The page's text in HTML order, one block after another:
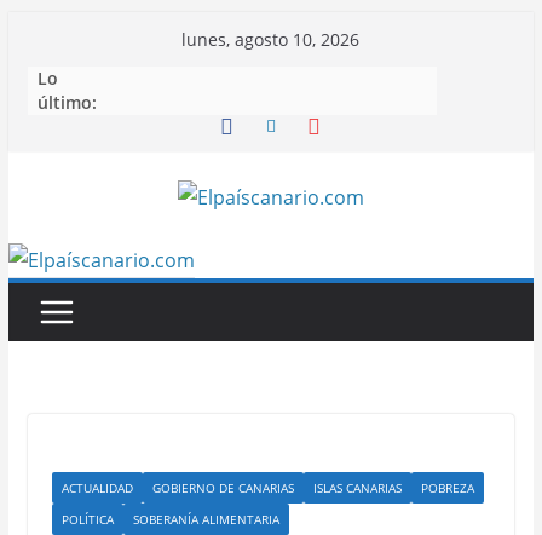
contenido
lunes, agosto 10, 2026
Lo
último:
ACTUALIDAD GOBIERNO DE CANARIAS ISLAS CANARIAS
POBREZA
POLÍTICA
SOBERANÍA ALIMENTARIA